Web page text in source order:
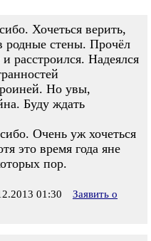
Хочеться верить,
родные стены. Прочёл
расстроился. Надеялся
Но увы,
Буду ждать
Очень уж хочеться
это время года яне
пор.
01:30
Заявить о